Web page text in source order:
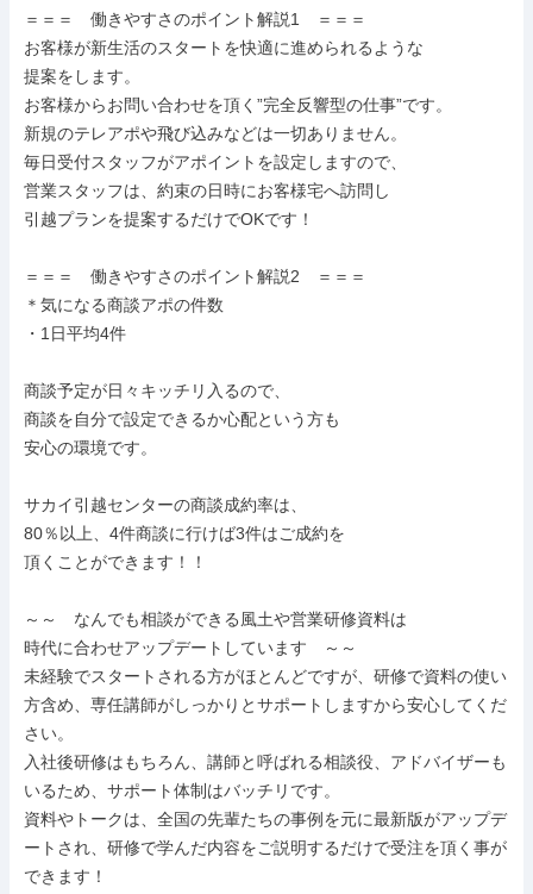
＝＝＝　働きやすさのポイント解説1　＝＝＝
お客様が新⽣活のスタートを快適に進められるような
提案をします。
お客様からお問い合わせを頂く”完全反響型の仕事”です。
新規のテレアポや⾶び込みなどは⼀切ありません。
毎⽇受付スタッフがアポイントを設定しますので、
営業スタッフは、約束の日時にお客様宅へ訪問し
引越プランを提案するだけでOKです！
＝＝＝　働きやすさのポイント解説2　＝＝＝
＊気になる商談アポの件数
・1日平均4件
商談予定が日々キッチリ入るので、
商談を自分で設定できるか心配という方も
安心の環境です。
サカイ引越センターの商談成約率は、
80％以上、4件商談に行けば3件はご成約を
頂くことができます！！
～～　なんでも相談ができる風土や営業研修資料は
時代に合わせアップデートしています　～～
未経験でスタートされる方がほとんどですが、研修で資料の使い
方含め、専任講師がしっかりとサポートしますから安心してくだ
さい。
入社後研修はもちろん、講師と呼ばれる相談役、アドバイザーも
いるため、サポート体制はバッチリです。
資料やトークは、全国の先輩たちの事例を元に最新版がアップデ
ートされ、研修で学んだ内容をご説明するだけで受注を頂く事が
できます！